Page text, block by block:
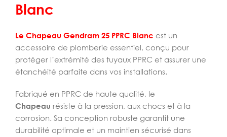
Blanc
Le Chapeau Gendram 25 PPRC Blanc est un
accessoire de plomberie essentiel, conçu pour
protéger l’extrémité des tuyaux PPRC et assurer une
étanchéité parfaite dans vos installations.
Fabriqué en PPRC de haute qualité, le
Chapeau résiste à la pression, aux chocs et à la
corrosion. Sa conception robuste garantit une
durabilité optimale et un maintien sécurisé dans